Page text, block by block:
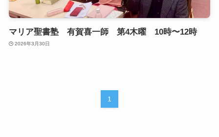
マリア聖書塾 有賀喜一師 第4木曜 10時〜12時
2026年3月30日
1